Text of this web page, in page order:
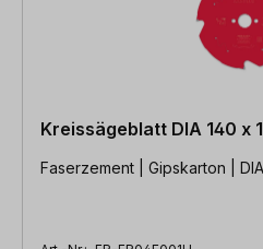
Kreissägeblatt DIA 140 x
Faserzement | Gipskarton |